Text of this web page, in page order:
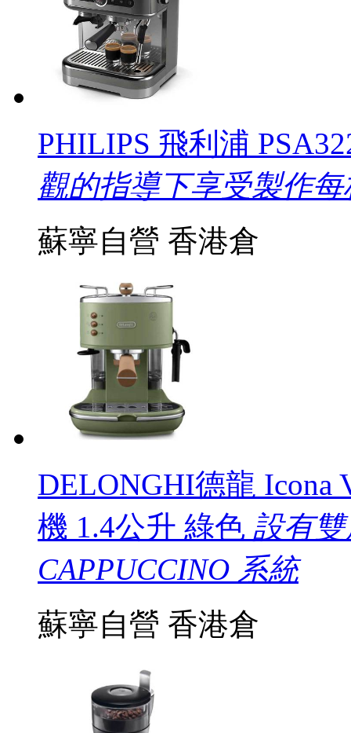
PHILIPS 飛利浦
觀的指導下享受製作
蘇寧自營 香港倉
DELONGHI德龍 Icona
機 1.4公升 綠色 設有
CAPPUCCINO 系統
蘇寧自營 香港倉